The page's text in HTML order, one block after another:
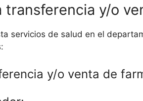
y/o
servicios de salud en el
y/o venta de